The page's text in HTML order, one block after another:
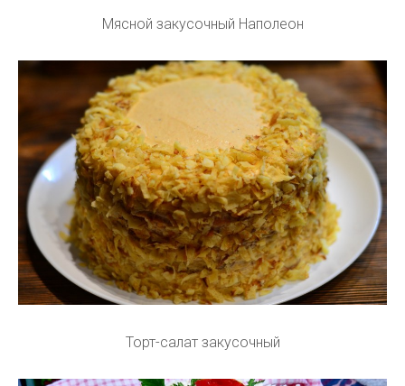
Мясной закусочный Наполеон
Торт-салат закусочный